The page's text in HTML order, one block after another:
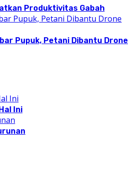
Produktivitas Gabah
Pupuk, Petani Dibantu Drone
Ini